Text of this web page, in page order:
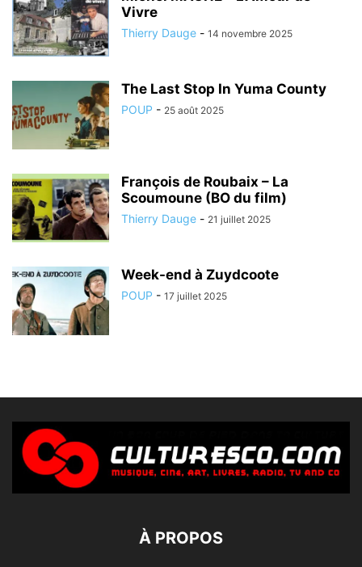
Vivre
Thierry Dauge - 14 novembre 2025
The Last Stop In Yuma County
POUP - 25 août 2025
François de Roubaix – La
Scoumoune (BO du film)
Thierry Dauge - 21 juillet 2025
Week-end à Zuydcoote
POUP - 17 juillet 2025
À PROPOS